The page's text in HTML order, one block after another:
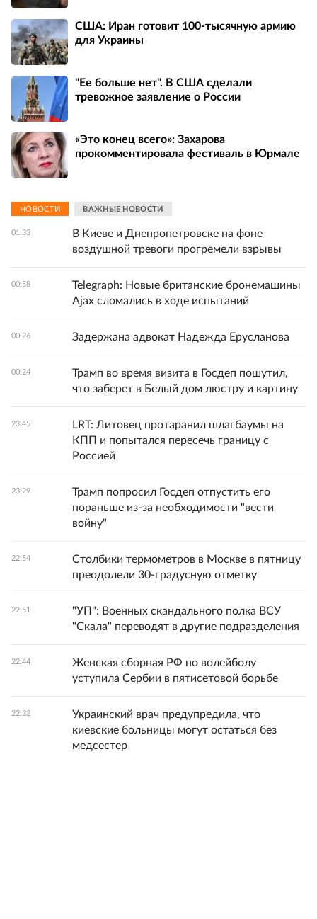
США: Иран готовит 100-тысячную армию
для Украины
"Ее больше нет". В США сделали
тревожное заявление о России
«Это конец всего»: Захарова
прокомментировала фестиваль в Юрмале
НОВОСТИ ВАЖНЫЕ НОВОСТИ
01:33
В Киеве и Днепропетровске на фоне
воздушной тревоги прогремели взрывы
00:58
Telegraph: Новые британские бронемашины
Ajax сломались в ходе испытаний
00:26 Задержана адвокат Надежда Ерусланова
00:24
Трамп во время визита в Госдеп пошутил,
что заберет в Белый дом люстру и картину
23:45
LRT: Литовец протаранил шлагбаумы на
КПП и попытался пересечь границу с
Россией
23:29
Трамп попросил Госдеп отпустить его
пораньше из-за необходимости "вести
войну"
22:54
Столбики термометров в Москве в пятницу
преодолели 30-градусную отметку
22:51
"УП": Военных скандального полка ВСУ
"Скала" переводят в другие подразделения
22:44
Женская сборная РФ по волейболу
уступила Сербии в пятисетовой борьбе
22:32
Украинский врач предупредила, что
киевские больницы могут остаться без
медсестер